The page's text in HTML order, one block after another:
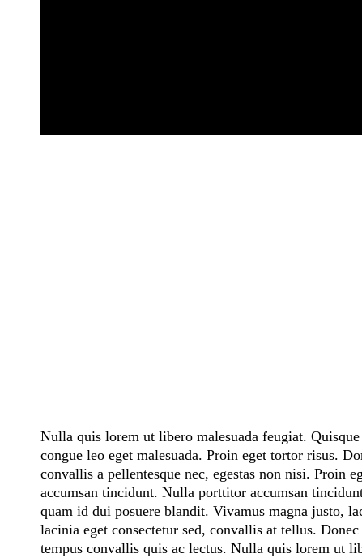
Nulla quis lorem ut libero malesuada feugiat.
congue leo eget malesuada. Proin eget tortor risus.
convallis a pellentesque nec, egestas non nisi.
accumsan tincidunt. Nulla porttitor accumsan
quam id dui posuere blandit. Vivamus magna justo,
lacinia eget consectetur sed, convallis at tellus.
tempus convallis quis ac lectus. Nulla quis lorem ut